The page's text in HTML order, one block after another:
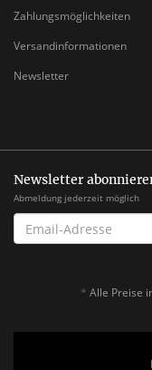
Zahlungsmöglichkeiten
Versandinformationen
Newsletter
Newsletter
Abmeldung jederzeit möglich
EMAIL-
ADRESSE
* Alle Preise